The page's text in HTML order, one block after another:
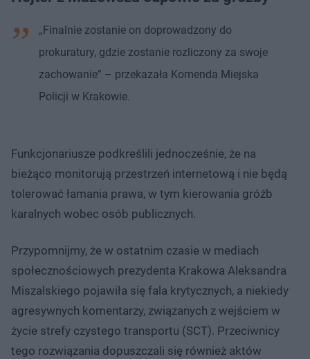
„Finalnie zostanie on doprowadzony do
prokuratury, gdzie zostanie rozliczony za swoje
zachowanie” – przekazała Komenda Miejska
Policji w Krakowie.
Funkcjonariusze podkreślili jednocześnie, że na
bieżąco monitorują przestrzeń internetową i nie będą
tolerować łamania prawa, w tym kierowania gróźb
karalnych wobec osób publicznych.
Przypomnijmy, że w ostatnim czasie w mediach
społecznościowych prezydenta Krakowa Aleksandra
Miszalskiego pojawiła się fala krytycznych, a niekiedy
agresywnych komentarzy, związanych z wejściem w
życie strefy czystego transportu (SCT). Przeciwnicy
tego rozwiązania dopuszczali się również aktów